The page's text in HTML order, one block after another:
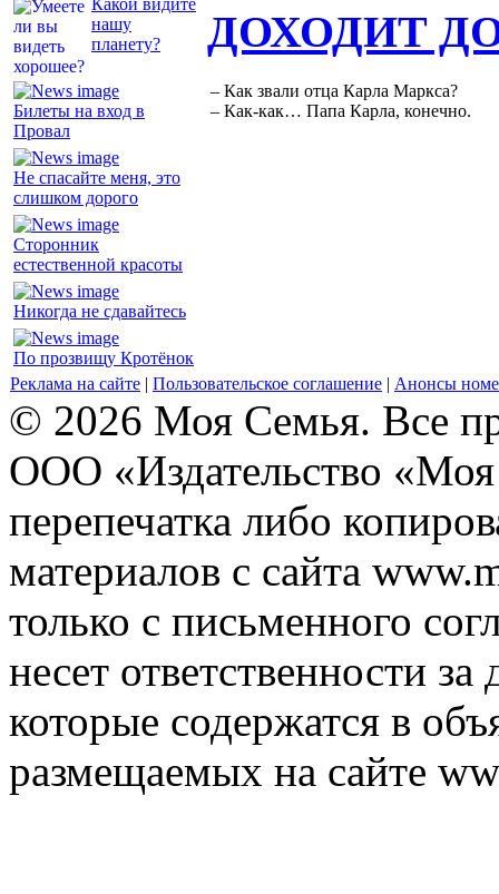
нашу
планету?
Билеты на вход в
Провал
Не спасайте меня, это
слишком дорого
Сторонник
естественной красоты
Никогда не сдавайтесь
По прозвищу Кротёнок
ДОХОДИТ
– Как звали отца Карла Маркса?
– Как-как… Папа Карла, конечно.
Реклама на сайте | Пользовательское соглашение | Анонсы
© 2026 Моя Семья. Все
ООО «Издательство
перепечатка либо
материалов с сайта
только с письменного
несет ответственности
которые содержатся в
размещаемых на сайте